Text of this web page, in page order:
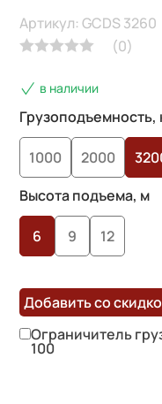
(0)
Артикул: GCDS 3260
в наличии
Грузоподъемность,
1000 2000
Высота подъема, м
6 9 12
Добавить со
Ограничитель
100